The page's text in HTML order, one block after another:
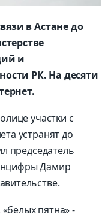
в Астане до
и
РК. На десяти
участки с
устранят до
председатель
Дамир
пятна» -